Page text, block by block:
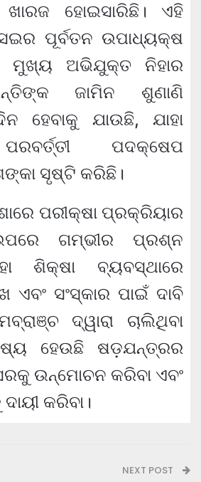
ଖାରଜ ହୋଇସାରିଛି। ଏହି
ପୂର୍ବତନ ଉପାଧ୍ୟକ୍ଷ
ମୁଖ୍ୟ ଅଭିଯୁକ୍ତ ନିହାର
ଜାମିନ ଶୁଣାଣି
ହେବାକୁ ଯାଉଛି, ଯାହା
ପଦକ୍ଷେପ
ସୃଷ୍ଟି କରିଛି।
ପରୀକ୍ଷା ପ୍ରକ୍ରିୟାର
ଗମ୍ଭୀର ପ୍ରଶ୍ନ
ଶିକ୍ଷା ବ୍ୟବସ୍ଥାରେ
ଏବଂ ସଂସ୍କାର ପାଇଁ ଦାବି
ଦ୍ୱାରା ଚାଲିଥିବା
ହେଉଛି ଷଡ଼ଯନ୍ତ୍ରର
ଉନ୍ମୋଚନ କରିବା ଏବଂ
କରିବା।
NEXT POST